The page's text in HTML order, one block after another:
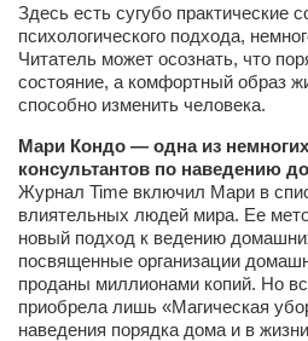
Александра Скорук
Евгений Полюхович
Ольга Чикина
Здоровье
Врач
городская
Оптика —
Здесь есть сугубо практические
психологического подхода,
Читатель может осознать, что
состояние, а комфортный образ
способно изменить человека.
Мари Кондо — одна из
консультантов по наведению
Журнал Time включил Мари в
влиятельных людей мира. Ее
новый подход к ведению
посвященные организации
проданы миллионами копий. Но
приобрела лишь «Магическая
наведения порядка дома и в